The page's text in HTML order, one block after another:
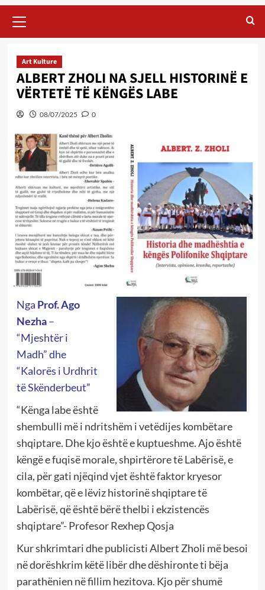
Menu
Art Kulture
ALBERT ZHOLI NA SJELL HISTORINË E
VËRTETË TË KËNGËS LABE
08/07/2025 0
Nga Prof. Ago
Nezha–
“Mjeshtër i
Madh” dhe
“Kalorës i Urdhrit
të Skënderbeut”
“Kënga labe është
shembulli më i ndritshëm i vetëdijes kombëtare
shqiptare. Dhe kjo është e kuptueshme. Ajo është
këngë e fuqisë morale, shpirtërore të Labërisë, e
cila, për gati njëqind vjet është faktor kryesor
kombëtar, që e lëviz historinë shqiptare të
Labërisë, që është bërë thelbi i ekzistencës
shqiptare”- Profesor Rexhep Qosja
Kur shkrimtari dhe publicisti Albert Zholi më besoi
në dorëshkrim këtë libër dhe dëshironte ti bëja
parathënien në fillim hezitova. Kjo për shumë